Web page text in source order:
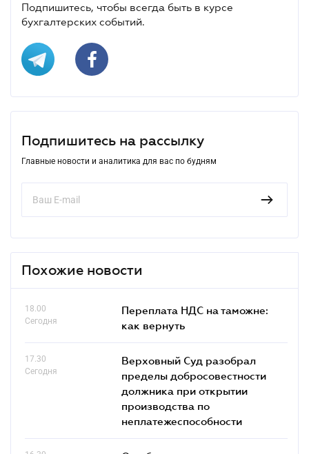
Подпишитесь, чтобы всегда быть в курсе
бухгалтерских событий.
Подпишитесь на рассылку
Главные новости и аналитика для вас по будням
Похожие новости
18.00
Сегодня
Переплата НДС на таможне:
как вернуть
17.30
Сегодня
Верховный Суд разобрал
пределы добросовестности
должника при открытии
производства по
неплатежеспособности